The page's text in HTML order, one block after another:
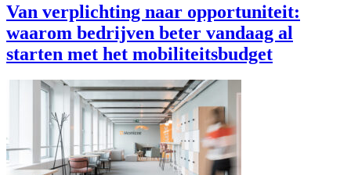
Van verplichting naar opportuniteit:
waarom bedrijven beter vandaag al
starten met het mobiliteitsbudget